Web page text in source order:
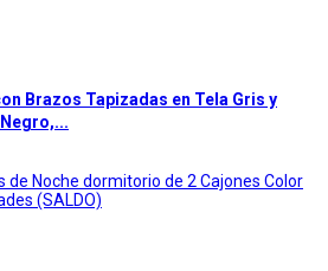
Brazos Tapizadas en Tela Gris y